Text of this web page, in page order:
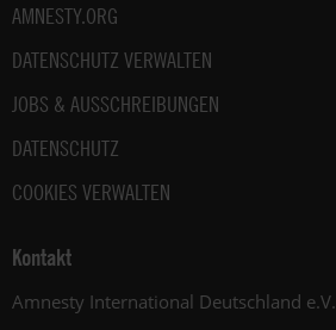
AMNESTY.ORG
DATENSCHUTZ VERWALTEN
JOBS & AUSSCHREIBUNGEN
DATENSCHUTZ
COOKIES VERWALTEN
Kontakt
Amnesty International Deutschland e.V.